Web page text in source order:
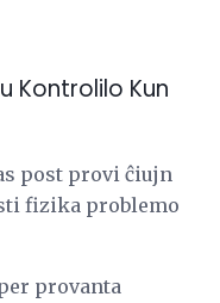
Kontrolilo Kun
post provi ĉiujn
fizika problemo
provanta